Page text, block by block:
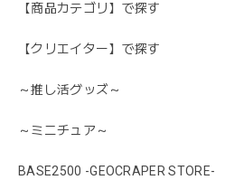
【商品カテゴリ】で探す
【クリエイター】で探す
～推し活グッズ～
～ミニチュア～
BASE2500 -GEOCRAPER STORE-